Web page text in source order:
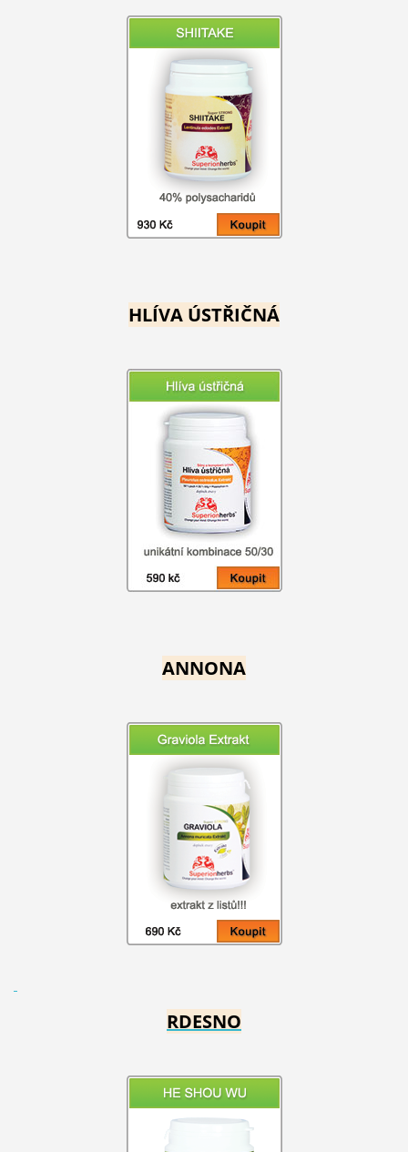
HLÍVA ÚSTŘIČNÁ
ANNONA
RDESNO